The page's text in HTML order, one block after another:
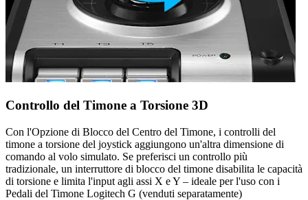
Controllo del Timone a Torsione 3D
Con l'Opzione di Blocco del Centro del Timone, i controlli del
timone a torsione del joystick aggiungono un'altra dimensione di
comando al volo simulato. Se preferisci un controllo più
tradizionale, un interruttore di blocco del timone disabilita le capacità
di torsione e limita l'input agli assi X e Y – ideale per l'uso con i
Pedali del Timone Logitech G (venduti separatamente)